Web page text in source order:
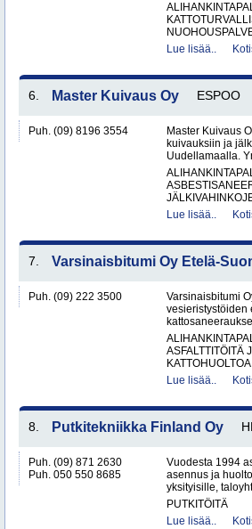
Lue lisää..
6. Master Kuivaus Oy ESPOO
Puh. (09) 8196 3554
Master Kuivaus
kuivauksiin ja
Uudellamaalla.
Lue lisää..
7. Varsinaisbitumi Oy Etelä-
Puh. (09) 222 3500
Varsinaisbitumi
vesieristystöiden
ASFALTTITÖITÄ
Lue lisää..
8. Putkitekniikka Finland Oy
Puh. (09) 871 2630
Puh. 050 550 8685
Vuodesta 1994
asennus ja
yksityisille,
PUTKITÖITÄ
Lue lisää..